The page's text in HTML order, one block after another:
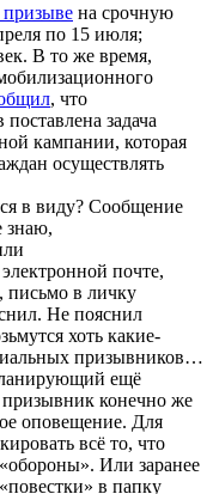
призыве на срочную
по 15 июля;
В то же время,
, что
задача
кампании, которая
осуществлять
в виду? Сообщение
знаю,
почте,
письмо в личку
Не пояснил
хоть какие-
призывников…
ещё
конечно же
оповещение. Для
всё то, что
Или заранее
в папку